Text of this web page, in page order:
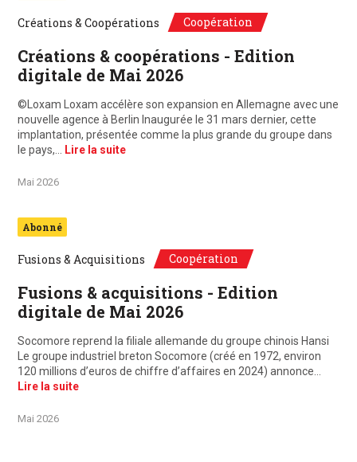
Créations & Coopérations Coopération
Créations & coopérations - Edition
digitale de Mai 2026
©Loxam Loxam accélère son expansion en Allemagne avec une
nouvelle agence à Berlin Inaugurée le 31 mars dernier, cette
implantation, présentée comme la plus grande du groupe dans
le pays,…
Lire la suite
Mai 2026
Abonné
Fusions & Acquisitions Coopération
Fusions & acquisitions - Edition
digitale de Mai 2026
Socomore reprend la filiale allemande du groupe chinois Hansi
Le groupe industriel breton Socomore (créé en 1972, environ
120 millions d’euros de chiffre d’affaires en 2024) annonce…
Lire la suite
Mai 2026